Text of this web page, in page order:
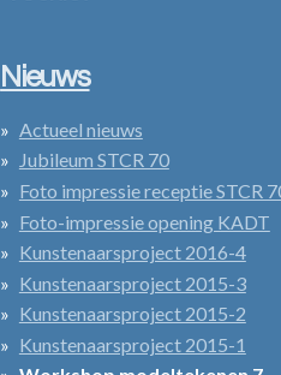
Nieuws
Actueel nieuws
Jubileum STCR 70
Foto impressie receptie STCR
Foto-impressie opening KADT
Kunstenaarsproject 2016-4
Kunstenaarsproject 2015-3
Kunstenaarsproject 2015-2
Kunstenaarsproject 2015-1